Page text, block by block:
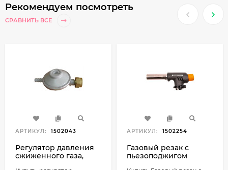
Рекомендуем посмотреть
СРАВНИТЬ ВСЕ
АРТИКУЛ: 1502043
Регулятор давления
сжиженного газа,
АРТИКУЛ: 1502254
Газовый резак с
пьезоподжигом